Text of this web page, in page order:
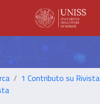
1 Contributo su Rivista